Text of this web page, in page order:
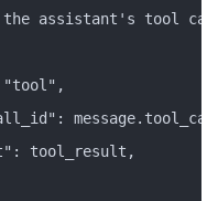
assistant's tool
tool_result,